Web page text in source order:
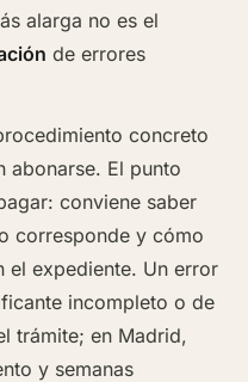
alarga no es el
de errores
concreto
abonarse. El punto
conviene saber
corresponde y cómo
el expediente. Un error
incompleto o de
trámite; en Madrid,
y semanas